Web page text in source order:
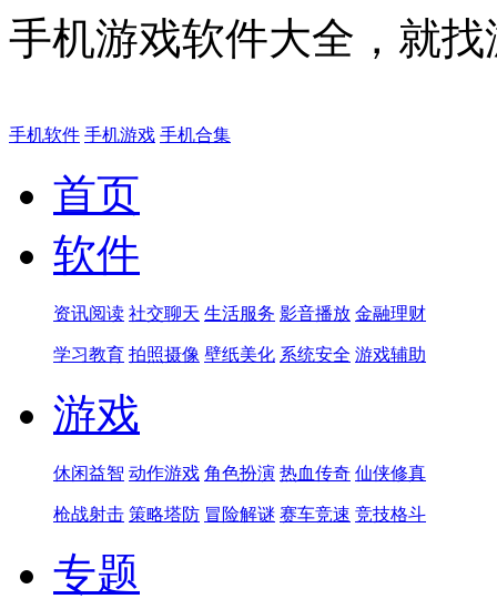
手机游戏软件大全，就
手机软件 手机游戏 手机合集
首页
软件
资讯阅读 社交聊天 生活服务 影音播放 金融理财
学习教育 拍照摄像 壁纸美化 系统安全 游戏辅助
游戏
休闲益智 动作游戏 角色扮演 热血传奇 仙侠修真
枪战射击 策略塔防 冒险解谜 赛车竞速 竞技格斗
专题